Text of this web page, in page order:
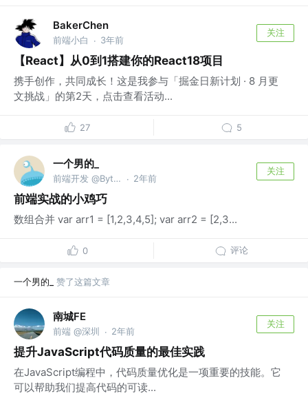
BakerChen
前端小白 · 3年前
关注
【React】从0到1搭建你的React18项目
携手创作，共同成长！这是我参与「掘金日新计划 · 8 月更
文挑战」的第2天，点击查看活动...
27 5
一个男的_
前端开发 @ByteDancer · 2年前
关注
前端实战的小鸡巧
数组合并 var arr1 = [1,2,3,4,5]; var arr2 = [2,3...
0 评论
一个男的_ 赞了这篇文章
南城FE
前端 @深圳 · 2年前
关注
提升JavaScript代码质量的最佳实践
在JavaScript编程中，代码质量优化是一项重要的技能。它
可以帮助我们提高代码的可读...